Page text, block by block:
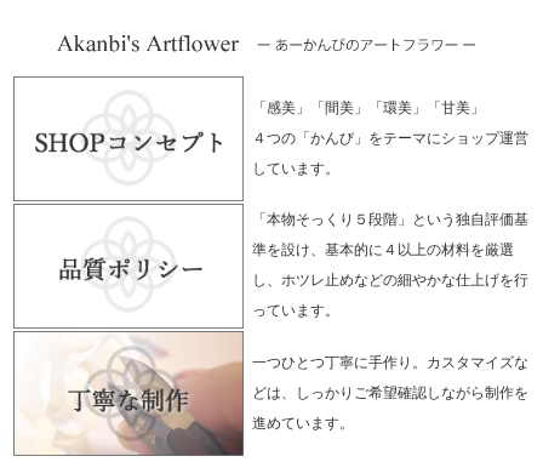
「感美」「間美」「環美」「甘美」
４つの「かんび」をテーマにショップ運営
しています。
「本物そっくり５段階」という独自評価基
準を設け、基本的に４以上の材料を厳選
し、ホツレ止めなどの細やかな仕上げを行
っています。
一つひとつ丁寧に手作り。カスタマイズな
どは、しっかりご希望確認しながら制作を
進めています。